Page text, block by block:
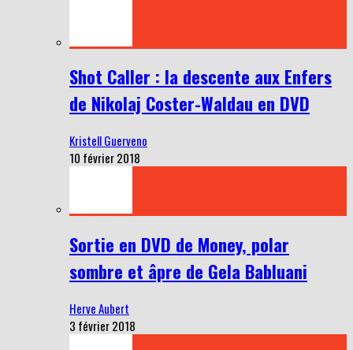
Shot Caller : la descente aux Enfers
de Nikolaj Coster-Waldau en DVD
Kristell Guerveno
10 février 2018
Sortie en DVD de Money, polar
sombre et âpre de Gela Babluani
Herve Aubert
3 février 2018